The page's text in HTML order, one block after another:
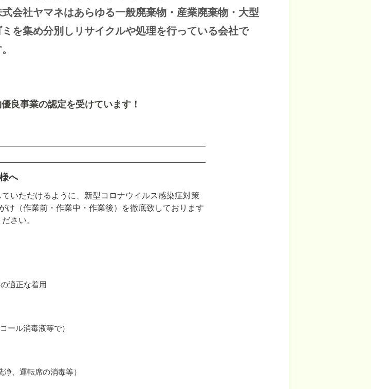
式会社ヤマネはあらゆる一般廃棄物・産業廃棄物・大型
ミを集め分別しリサイクルや処理を行っている会社で
良事業の認定を受けています！
へ
いただけるように、新型コロナウイルス感染症対策
け（作業前・作業中・作業後）を徹底致しております
さい。
適正な着用
ール消毒液等で）
、運転席の消毒等）